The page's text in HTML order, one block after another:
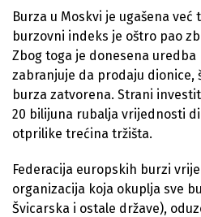
Burza u Moskvi je ugašena
burzovni indeks je oštro pao
Zbog toga je donesena uredba
zabranjuje da prodaju dionice,
burza zatvorena. Strani
20 bilijuna rubalja vrijednosti
otprilike trećina tržišta.
Federacija europskih burzi
organizacija koja okuplja sve
Švicarska i ostale države),